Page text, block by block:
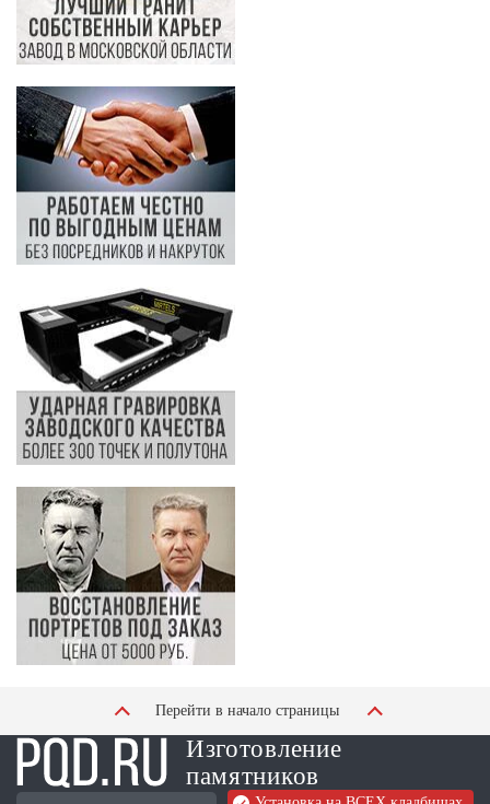
Перейти в начало страницы
Изготовление
памятников